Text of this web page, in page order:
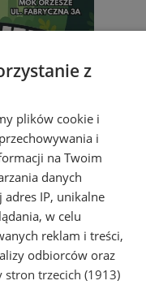
Orzeszu. Na
2”
z
plików cookie i
i
na Twoim
danych
IP, unikalne
w celu
reklam i treści,
odbiorców oraz
stron trzecich (1913)